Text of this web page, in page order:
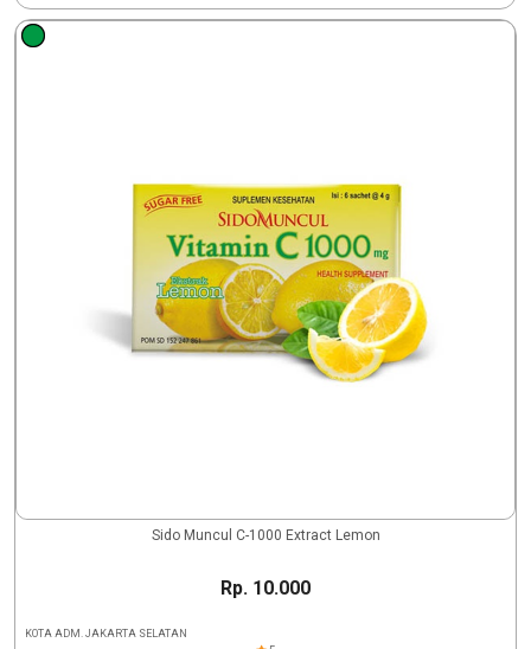
Sido Muncul C-1000 Extract Lemon
Rp. 10.000
KOTA ADM. JAKARTA SELATAN